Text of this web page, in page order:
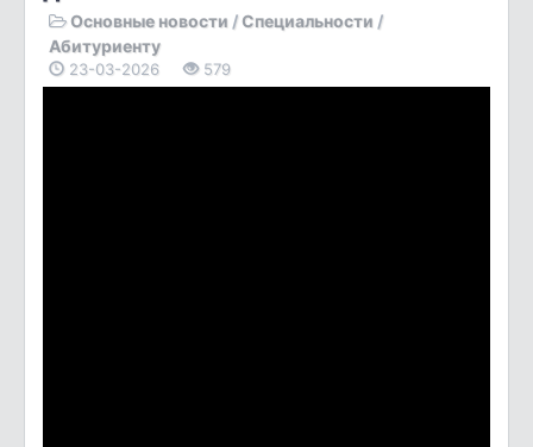
Основные новости / Специальности /
Абитуриенту
23-03-2026 579